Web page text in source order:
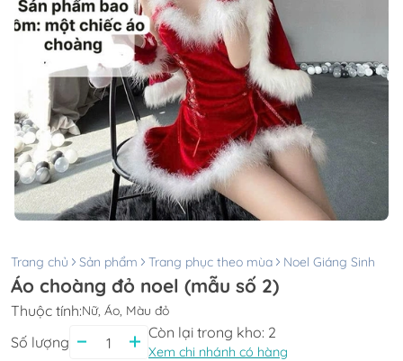
Trang chủ Sản phẩm Trang phục theo mùa Noel Giáng Sinh
Áo choàng đỏ noel (mẫu số 2)
Thuộc tính:Nữ, Áo, Màu đỏ
Số lượng
Còn lại trong kho: 2
Xem chi nhánh có hàng